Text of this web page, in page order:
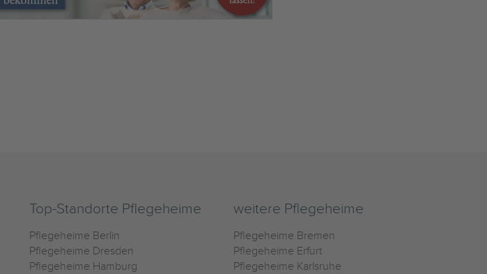
Top-Standorte Pflegeheime
Pflegeheime Berlin
Pflegeheime Dresden
Pflegeheime Hamburg
weitere Pflegeheime
Pflegeheime Bremen
Pflegeheime Erfurt
Pflegeheime Karlsruhe